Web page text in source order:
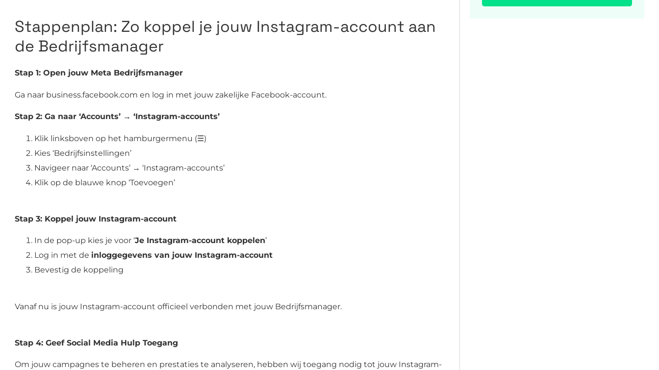
Stappenplan: Zo koppel je jouw Instagram-account aan
de Bedrijfsmanager
Stap 1: Open jouw Meta Bedrijfsmanager
Ga naar business.facebook.com en log in met jouw zakelijke Facebook-account.
Stap 2: Ga naar ‘Accounts’ → ‘Instagram-accounts’
Klik linksboven op het hamburgermenu (☰)
Kies ‘Bedrijfsinstellingen’
Navigeer naar ‘Accounts’ → ‘Instagram-accounts’
Klik op de blauwe knop ‘Toevoegen’
Stap 3: Koppel jouw Instagram-account
In de pop-up kies je voor ‘Je Instagram-account koppelen’
Log in met de inloggegevens van jouw Instagram-account
Bevestig de koppeling
Vanaf nu is jouw Instagram-account officieel verbonden met jouw Bedrijfsmanager.
Stap 4: Geef Social Media Hulp Toegang
Om jouw campagnes te beheren en prestaties te analyseren, hebben wij toegang nodig tot jouw Instagram-